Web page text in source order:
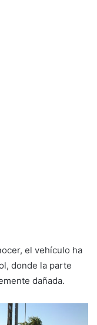
el vehículo ha
donde la parte
dañada.